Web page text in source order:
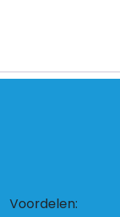
Voordelen: